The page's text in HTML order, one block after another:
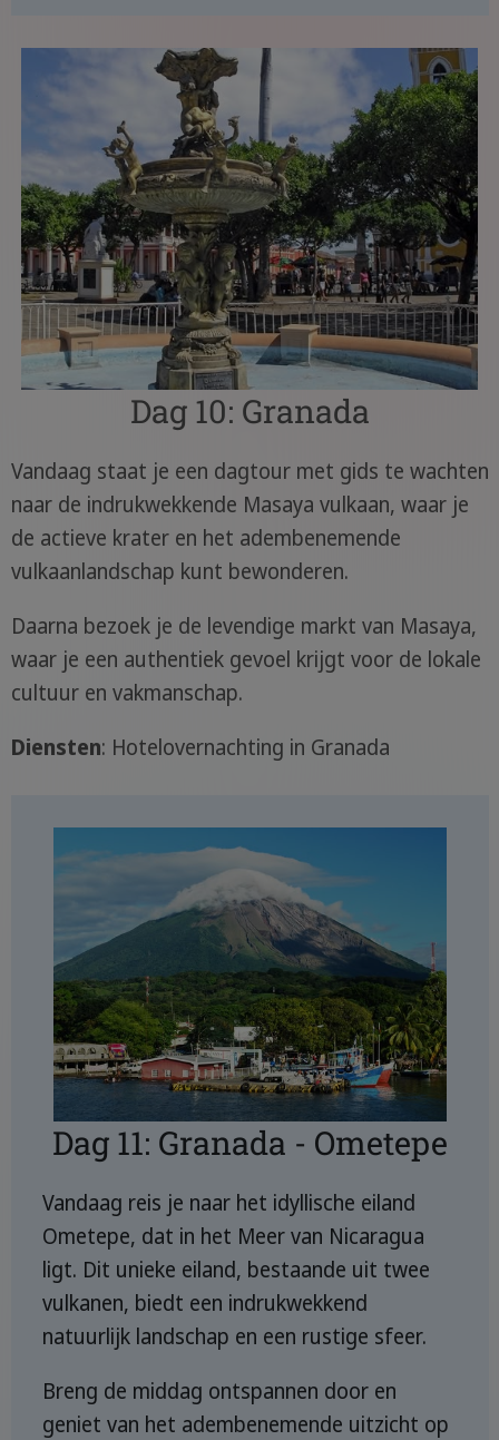
Dag 10: Granada
Vandaag staat je een dagtour met gids te wachten
naar de indrukwekkende Masaya vulkaan, waar je
de actieve krater en het adembenemende
vulkaanlandschap kunt bewonderen.
Daarna bezoek je de levendige markt van Masaya,
waar je een authentiek gevoel krijgt voor de lokale
cultuur en vakmanschap.
Diensten: Hotelovernachting in Granada
Dag 11: Granada - Ometepe
Vandaag reis je naar het idyllische eiland
Ometepe, dat in het Meer van Nicaragua
ligt. Dit unieke eiland, bestaande uit twee
vulkanen, biedt een indrukwekkend
natuurlijk landschap en een rustige sfeer.
Breng de middag ontspannen door en
geniet van het adembenemende uitzicht op